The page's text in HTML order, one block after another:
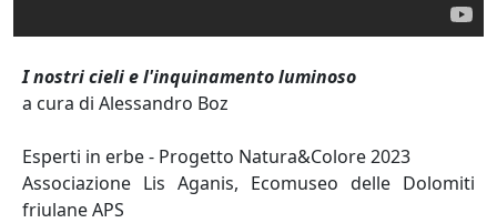
I nostri cieli e l'inquinamento luminoso
a cura di Alessandro Boz
Esperti in erbe - Progetto Natura&Colore 2023
Associazione Lis Aganis, Ecomuseo delle Dolomiti
friulane APS